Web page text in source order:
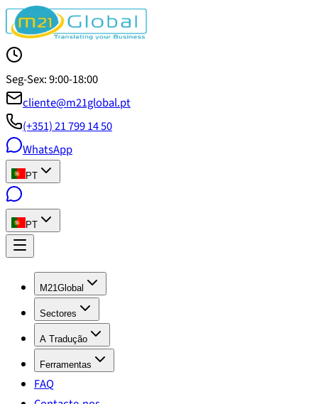
Seg-Sex: 9:00-18:00
cliente@m21global.pt
(+351) 21 799 14 50
WhatsApp
PT
PT
M21Global
Sectores
A Tradução
Ferramentas
FAQ